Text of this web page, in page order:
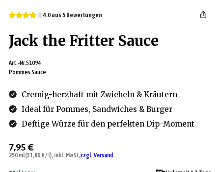
4.0 aus 5 Bewertungen
Jack the Fritter Sauce
Art.-Nr.51094
Pommes Sauce
Cremig-herzhaft mit Zwiebeln & Kräutern
Ideal für Pommes, Sandwiches & Burger
Deftige Würze für den perfekten Dip-Moment
7,95 €
250 ml(31,80 € / l), inkl. MwSt,zzgl. Versand